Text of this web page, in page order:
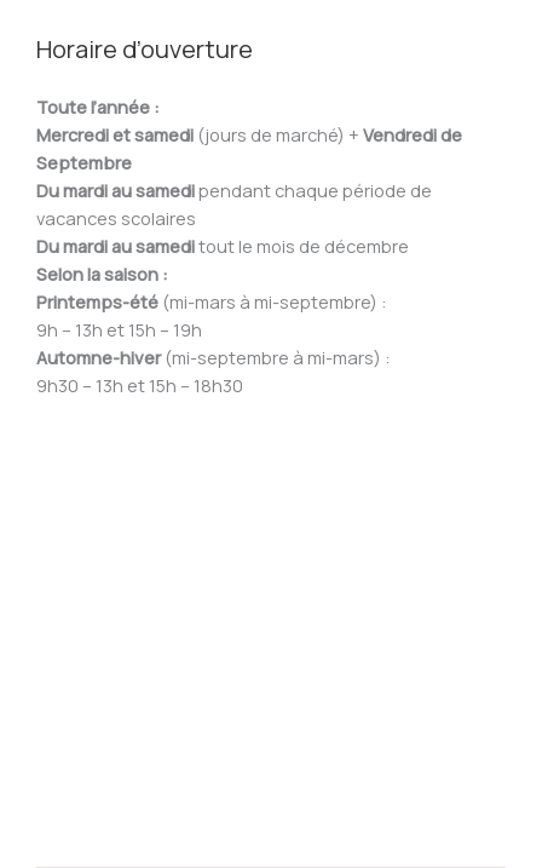
Horaire d’ouverture
Toute l’année :
Mercredi et samedi (jours de marché) + Vendredi de
Septembre
Du mardi au samedipendant chaque période de
vacances scolaires
Du mardi au sameditout le mois de décembre
Selon la saison :
Printemps-été (mi-mars à mi-septembre) :
9h – 13h et 15h – 19h
Automne-hiver(mi-septembre à mi-mars) :
9h30 – 13h et 15h – 18h30